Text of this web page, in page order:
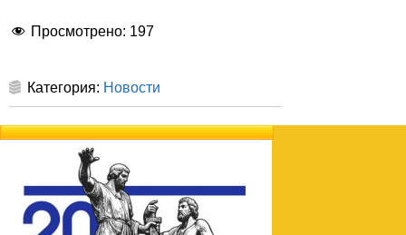
Просмотрено: 197
Категория: Новости